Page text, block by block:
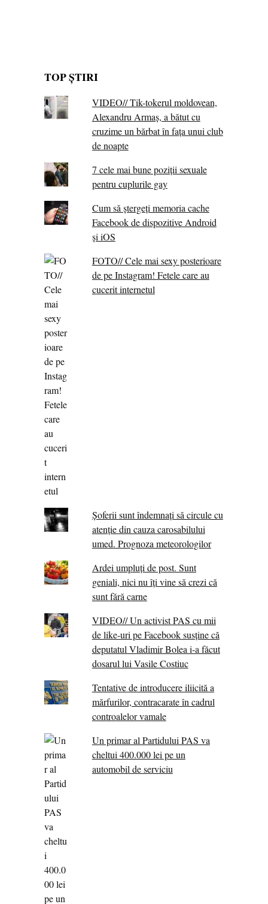
TOP ȘTIRI
VIDEO// Tik-tokerul moldovean,
Alexandru Armaș, a bătut cu
cruzime un bărbat în fața unui club
de noapte
7 cele mai bune poziții sexuale
pentru cuplurile gay
Cum să ștergeți memoria cache
Facebook de dispozitive Android
și iOS
FOTO// Cele mai sexy posterioare
de pe Instagram! Fetele care au
cucerit internetul
Șoferii sunt îndemnați să circule cu
atenție din cauza carosabilului
umed. Prognoza meteorologilor
Ardei umpluți de post. Sunt
geniali, nici nu îți vine să crezi că
sunt fără carne
VIDEO// Un activist PAS cu mii
de like-uri pe Facebook susține că
deputatul Vladimir Bolea i-a făcut
dosarul lui Vasile Costiuc
Tentative de introducere iliicită a
mărfurilor, contracarate în cadrul
controalelor vamale
Un primar al Partidului PAS va
cheltui 400.000 lei pe un
automobil de serviciu